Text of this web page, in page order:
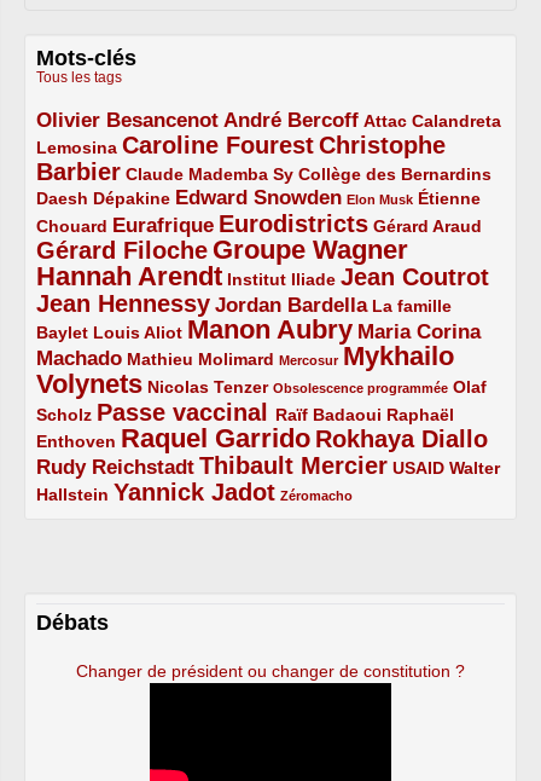
Mots-clés
Tous les tags
Olivier Besancenot
3/5 André Bercoff
3/5 Attac
2/5
Calandreta
Lemosina
2/5 Caroline Fourest
4/5
Christophe
Barbier
4/5 Claude Mademba Sy
2/5 Collège des Bernardins
2/5
Daesh
2/5 Dépakine
2/5 Edward Snowden
3/5 Elon Musk
1/5
Étienne
Chouard
2/5 Eurafrique
3/5 Eurodistricts
4/5 Gérard Araud
2/5
Gérard Filoche
4/5 Groupe Wagner
5/5
Hannah Arendt
5/5 Institut Iliade
2/5 Jean Coutrot
4/5
Jean Hennessy
4/5 Jordan Bardella
3/5
La famille
Baylet
2/5 Louis Aliot
2/5 Manon Aubry
5/5
Maria Corina
Machado
3/5 Mathieu Molimard
2/5 Mercosur
1/5
Mykhailo
Volynets
5/5 Nicolas Tenzer
2/5 Obsolescence programmée
1/5
Olaf
Scholz
2/5 Passe vaccinal
4/5 Raïf Badaoui
2/5
Raphaël
Enthoven
2/5 Raquel Garrido
5/5 Rokhaya Diallo
4/5
Rudy Reichstadt
3/5 Thibault Mercier
4/5 USAID
2/5
Walter
Hallstein
2/5 Yannick Jadot
4/5 Zéromacho
1/5
Débats
Changer de président ou changer de constitution ?